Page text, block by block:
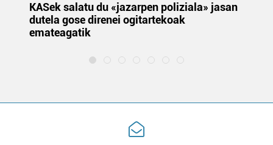
KASek salatu du «jazarpen poliziala» jasan
dutela gose direnei ogitartekoak
emateagatik